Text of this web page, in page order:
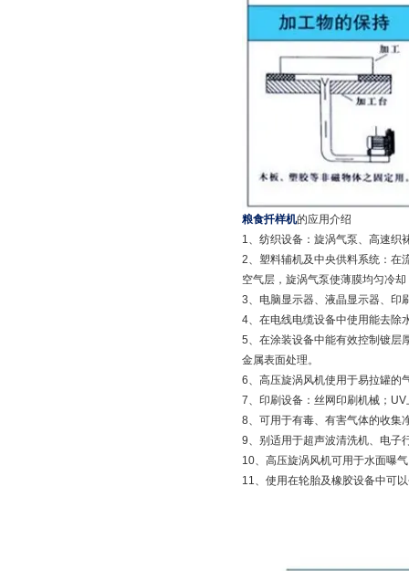
粮食扦样机的应用介绍
1、纺织设备：旋涡气泵、高速织
2、塑料辅机及中央供料系统：在
空气层，旋涡气泵使薄膜均匀冷
3、电脑显示器、液晶显示器、印
4、在电线电缆设备中使用能去除
5、在涂装设备中能有效控制镀层
金属表面处理。
6、高压旋涡风机使用于易拉罐的
7、印刷设备：丝网印刷机械；
8、可用于有毒、有害气体的收集
9、别适用于超声波清洗机、电子
10、高压旋涡风机可用于水面曝
11、使用在轮胎及橡胶设备中可